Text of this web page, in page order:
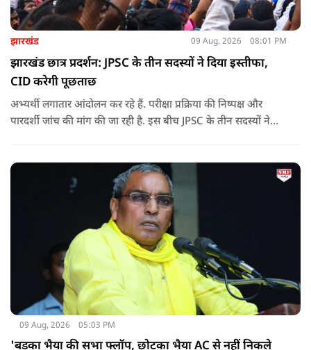
झारखंड 09 Aug, 2026 08:01 PM
झारखंड छात्र प्रदर्शन: JPSC के तीन सदस्यों ने दिया इस्तीफा,
CID करेगी पूछताछ
अभ्यर्थी लगातार आंदोलन कर रहे हैं. परीक्षा प्रक्रिया की निष्पक्ष और
पारदर्शी जांच की मांग की जा रही है. इस बीच JPSC के तीन सदस्यों ने
09 Aug, 2026 05:03 PM
'बड़का भैया की सभा फ्लॉप, छोटका भैया AC से नहीं निकले